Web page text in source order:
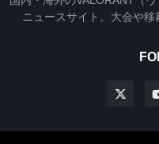
ニュースサイト。大会や移